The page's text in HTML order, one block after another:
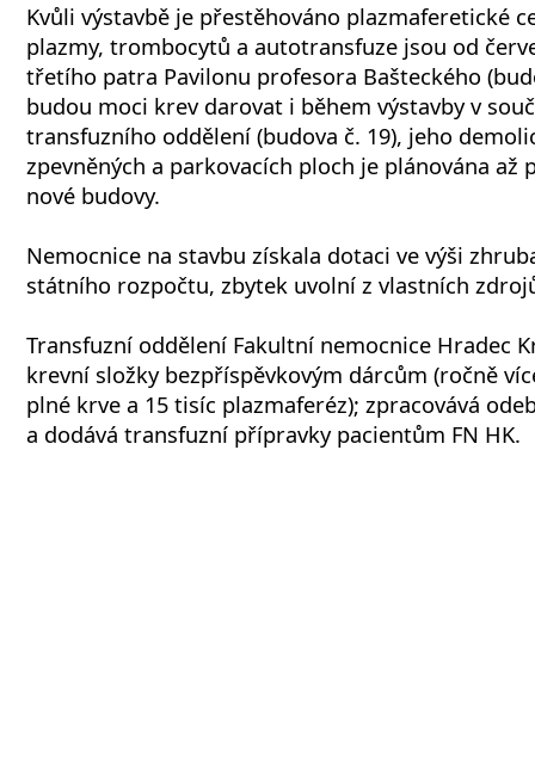
Kvůli výstavbě je přestěhováno plazmaferetické
plazmy, trombocytů a autotransfuze jsou od
třetího patra Pavilonu profesora Bašteckého
budou moci krev darovat i během výstavby v
transfuzního oddělení (budova č. 19), jeho
zpevněných a parkovacích ploch je plánována až
nové budovy.
Nemocnice na stavbu získala dotaci ve výši
státního rozpočtu, zbytek uvolní z vlastních
Transfuzní oddělení Fakultní nemocnice Hradec
krevní složky bezpříspěvkovým dárcům (ročně
plné krve a 15 tisíc plazmaferéz); zpracovává
a dodává transfuzní přípravky pacientům FN HK.